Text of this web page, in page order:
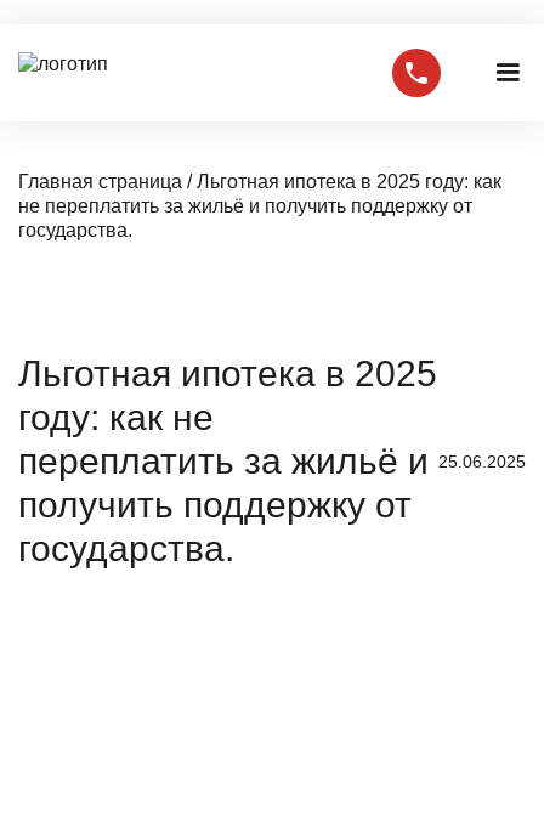
Главная страница /Льготная ипотека в 2025 году: как
не переплатить за жильё и получить поддержку от
государства.
Льготная ипотека в 2025
году: как не
переплатить за жильё и
получить поддержку от
государства.
25.06.2025